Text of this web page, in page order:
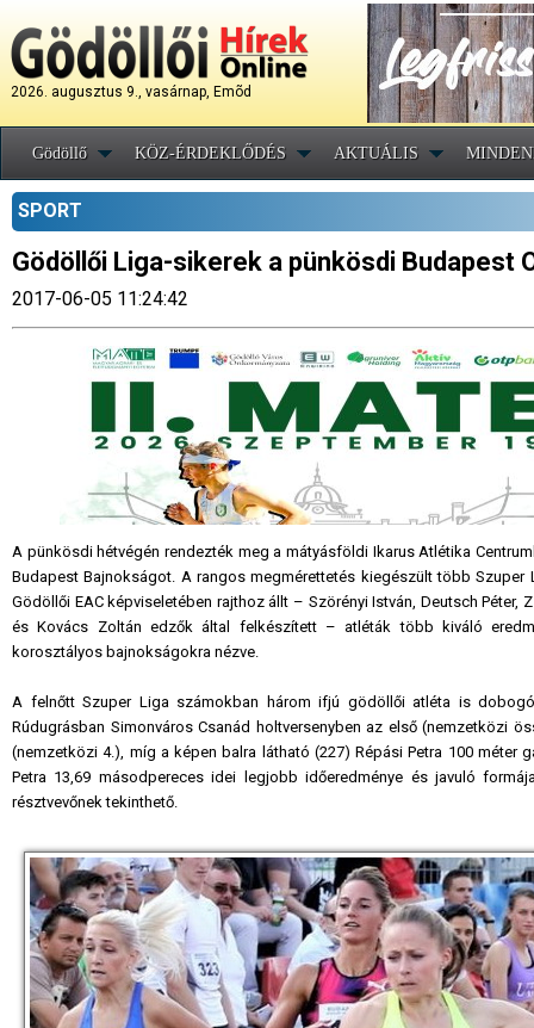
2026. augusztus 9., vasárnap, Emõd
Gödöllő KÖZ-ÉRDEKLŐDÉS AKTUÁLIS
SPORT
Gödöllői Liga-sikerek a pünkösdi Budapest
2017-06-05 11:24:42
A pünkösdi hétvégén rendezték meg a mátyásföldi Ikarus Atlétika
Budapest Bajnokságot. A rangos megmérettetés kiegészült több
Gödöllői EAC képviseletében rajthoz állt – Szörényi István, Deutsch Péter,
és Kovács Zoltán edzők által felkészített – atléták több kiváló
korosztályos bajnokságokra nézve.
A felnőtt Szuper Liga számokban három ifjú gödöllői atléta is
Rúdugrásban Simonváros Csanád holtversenyben az első (nemzetközi
(nemzetközi 4.), míg a képen balra látható (227) Répási Petra 100 méter
Petra 13,69 másodpereces idei legjobb időeredménye és javuló
résztvevőnek tekinthető.